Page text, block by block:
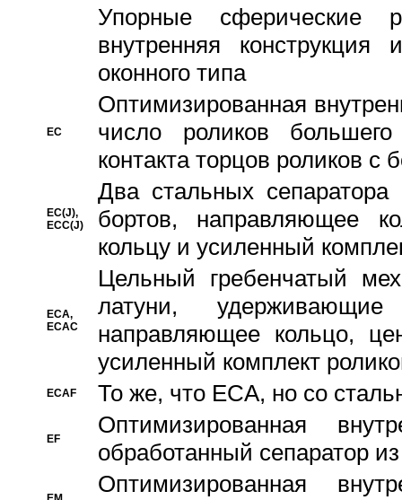
Упорные сферические
внутренняя
оконного типа
EC
Oптимизированная
число роликов
контакта торцов роликов с
EC(J),
ECC(J)
Два стальных сепаратора
бортов, направляющее
кольцу и усиленный
ECA,
ECAC
Цельный гребенчатый
латуни,
направляющее кольцо,
усиленный комплект
ECAF То же, что ECA, но со
EF
Оптимизированная
обработанный сепаратор
Оптимизированная